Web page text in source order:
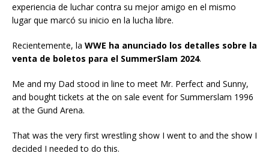
experiencia de luchar contra su mejor amigo en el mismo
lugar que marcó su inicio en la lucha libre.
Recientemente, la WWE ha anunciado los detalles sobre la
venta de boletos para el SummerSlam 2024.
Me and my Dad stood in line to meet Mr. Perfect and Sunny,
and bought tickets at the on sale event for Summerslam 1996
at the Gund Arena.
That was the very first wrestling show I went to and the show I
decided I needed to do this.